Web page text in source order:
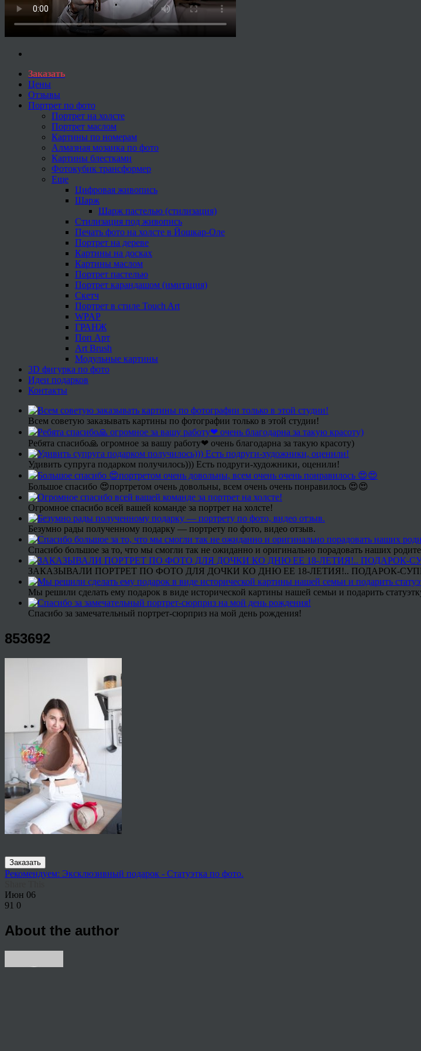
Заказать
Цены
Отзывы
Портрет по фото
Портрет на холсте
Портрет маслом
Картины по номерам
Алмазная мозаика по фото
Картины блестками
Фотокубик трансформер
Еще
Цифровая живопись
Шарж
Шарж пастелью (стилизация)
Стилизация под живопись
Печать фото на холсте в Йошкар-Оле
Портрет на дереве
Картины на досках
Картины маслом
Портрет пастелью
Портрет карандашом (имитация)
Скетч
Портрет в стиле Touch Art
WPAP
ГРАНЖ
Поп Арт
Art Brush
Модульные картины
3D фигурка по фото
Идеи подарков
Контакты
Всем советую заказывать картины по фотографии только в этой студии!
Ребята спасибо🙏 огромное за вашу работу❤ очень благодарна за такую красоту)
Удивить супруга подарком получилось))) Есть подруги-художники, оценили!
Большое спасибо 😍портретом очень довольны, всем очень очень понравилось 😍😍
Огромное спасибо всей вашей команде за портрет на холсте!
Безумно рады полученному подарку — портрету по фото, видео отзыв.
Спасибо большое за то, что мы смогли так не ожиданно и оригинально порадовать наших
ЗАКАЗЫВАЛИ ПОРТРЕТ ПО ФОТО ДЛЯ ДОЧКИ КО ДНЮ ЕЕ 18-ЛЕТИЯ!.. ПОДАРОК-
Мы решили сделать ему подарок в виде исторической картины нашей семьи и подарить
Спасибо за замечательный портрет-сюрприз на мой день рождения!
853692
Заказать
Рекомендуем: Эксклюзивный подарок - Статуэтка по фото.
Июн 06
91 0
About the author